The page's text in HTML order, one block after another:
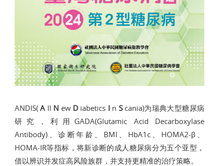
ANDIS(A ll N ew Diabetics In Scania)为瑞典大型糖尿病
研究，利用GADA(Glutamic Acid Decarboxylase
Antibody)、诊断年龄、BMI、HbA1c、HOMA2-β、
HOMA-IR等指标，将新诊断的成人糖尿病分为五个亚型，
借以辨识并发症高风险族群，并支持更精准的治疗策略。